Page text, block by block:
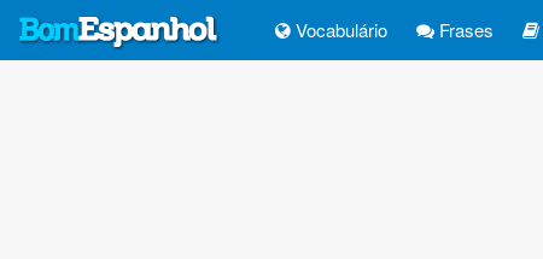
Vocabulário Frases